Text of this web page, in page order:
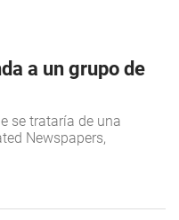
a un grupo de
se trataría de una
Newspapers,